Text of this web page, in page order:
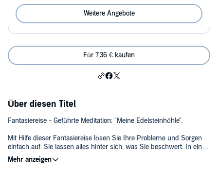
Weitere Angebote
Für 7,36 € kaufen
Über diesen Titel
Fantasiereise - Geführte Meditation: "Meine Edelsteinhöhle".
Mit Hilfe dieser Fantasiereise lösen Sie Ihre Probleme und Sorgen
einfach auf. Sie lassen alles hinter sich, was Sie beschwert. In einer
Höhle voller funkelnder Edelsteine begegnen Sie einem Druiden, der
mit Hilfe einer Meditation eine Auflösung Ihrer Sorgen und Ängste